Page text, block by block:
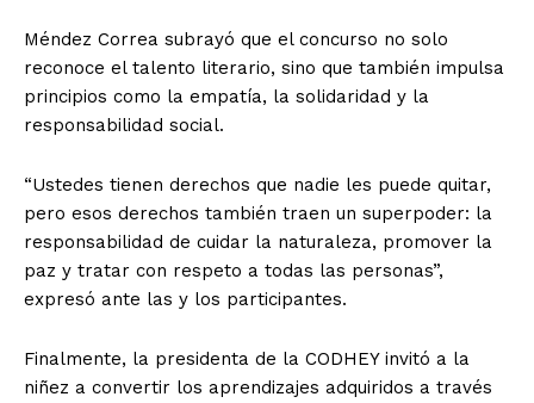
Méndez Correa subrayó que el concurso no solo
reconoce el talento literario, sino que también impulsa
principios como la empatía, la solidaridad y la
responsabilidad social.
“Ustedes tienen derechos que nadie les puede quitar,
pero esos derechos también traen un superpoder: la
responsabilidad de cuidar la naturaleza, promover la
paz y tratar con respeto a todas las personas”,
expresó ante las y los participantes.
Finalmente, la presidenta de la CODHEY invitó a la
niñez a convertir los aprendizajes adquiridos a través